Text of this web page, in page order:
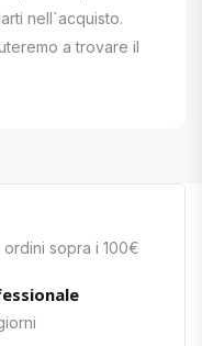
nell`acquisto.
a trovare il
sopra i 100€